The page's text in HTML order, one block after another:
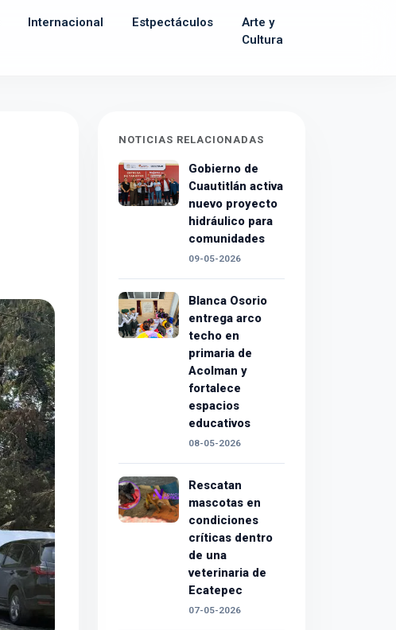
Internacional Estpectáculos
Arte y
Cultura
NOTICIAS RELACIONADAS
Gobierno de
Cuautitlán activa
nuevo proyecto
hidráulico para
comunidades
09-05-2026
Blanca Osorio
entrega arco
techo en
primaria de
Acolman y
fortalece
espacios
educativos
08-05-2026
Rescatan
mascotas en
condiciones
críticas dentro
de una
veterinaria de
Ecatepec
07-05-2026